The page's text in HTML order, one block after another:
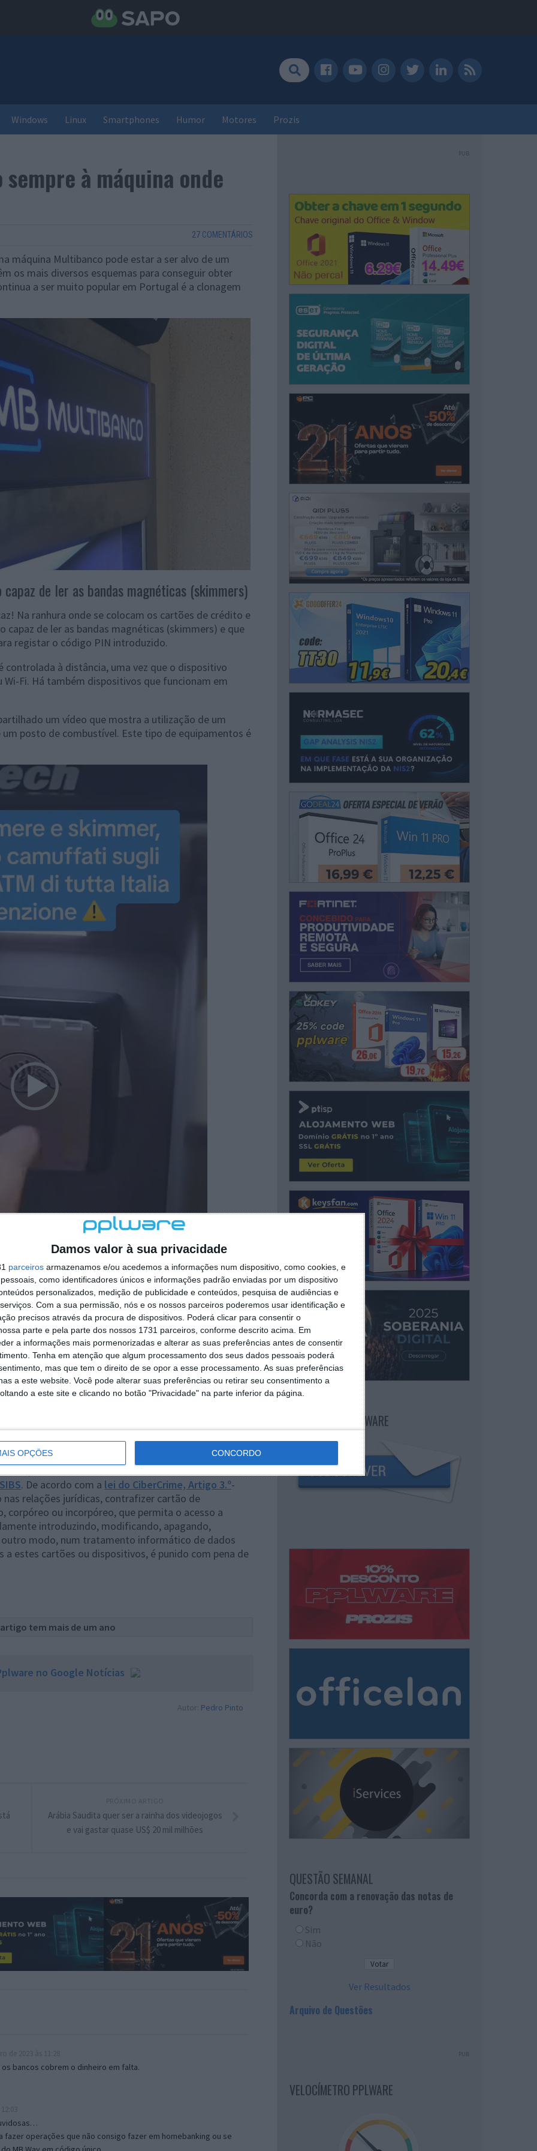
Damos valor à sua privacidade
parceiros armazenamos e/ou acedemos a informações num dispositivo, como cookies, e
como identificadores únicos e informações padrão enviadas por um dispositivo
personalizados, medição de publicidade e conteúdos, pesquisa de audiências e
Com a sua permissão, nós e os nossos parceiros poderemos usar identificação e
precisos através da procura de dispositivos. Poderá clicar para consentir o
parte e pela parte dos nossos 1731 parceiros, conforme descrito acima. Em
a informações mais pormenorizadas e alterar as suas preferências antes de consentir
Tenha em atenção que algum processamento dos seus dados pessoais poderá
mas que tem o direito de se opor a esse processamento. As suas preferências
a este website. Você pode alterar suas preferências ou retirar seu consentimento a
a este site e clicando no botão "Privacidade" na parte inferior da página.
OPÇÕES CONCORDO
Windows Linux Smartphones Humor Motores Prozis
à máquina onde
27 COMENTÁRIOS
máquina Multibanco pode estar a ser alvo de um
os mais diversos esquemas para conseguir obter
a ser muito popular em Portugal é a clonagem
de ler as bandas magnéticas (skimmers)
Na ranhura onde se colocam os cartões de crédito e
de ler as bandas magnéticas (skimmers) e que
registar o código PIN introduzido.
controlada à distância, uma vez que o dispositivo
Fi. Há também dispositivos que funcionam em
um vídeo que mostra a utilização de um
posto de combustível. Este tipo de equipamentos é
00:20
mão por cima quando se marca o código, pois só
efetuar nada.
contacte de imediato as entidades Policiais.
SIBS. De acordo com a lei do CiberCrime, Artigo 3.º-
relações jurídicas, contrafizer cartão de
ou incorpóreo, que permita o acesso a
introduzindo, modificando, apagando,
modo, num tratamento informático de dados
estes cartões ou dispositivos, é punido com pena de
tem mais de um ano
no Google Notícias
Autor: Pedro Pinto
Arábia Saudita quer ser a rainha dos videojogos
e vai gastar quase US$ 20 mil milhões
bancos cobrem o dinheiro em falta.
fazer operações que não consigo fazer em homebanking ou se
PUB
NEWSLETTER PPLWARE
QUESTÃO SEMANAL
Concorda com a renovação das notas de
euro?
Sim
Não
Ver Resultados
Arquivo de Questões
PUB
VELOCÍMETRO PPLWARE